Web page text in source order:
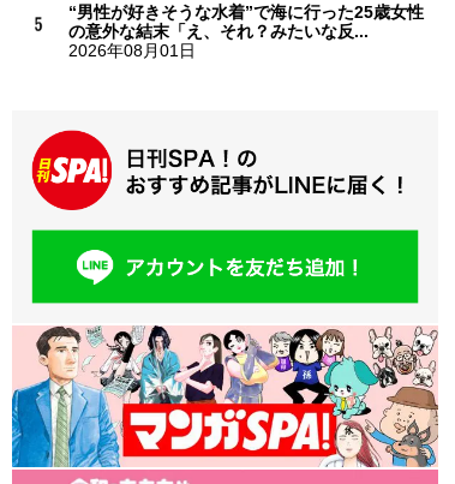
“男性が好きそうな水着”で海に行った25歳女性
の意外な結末「え、それ？みたいな反...
2026年08月01日